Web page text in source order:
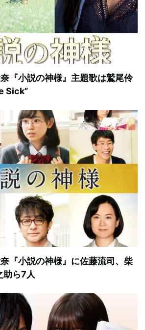
『小説の神様』主題歌は鷲尾伶
Sick”
『小説の神様』に佐藤流司、柴
助ら7人